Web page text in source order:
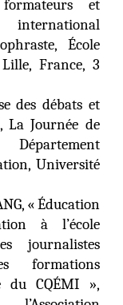
et
École
France, 3
des débats et
La Journée de
Université
« Éducation
à l’école
journalistes
formations
du CQÉMI »,